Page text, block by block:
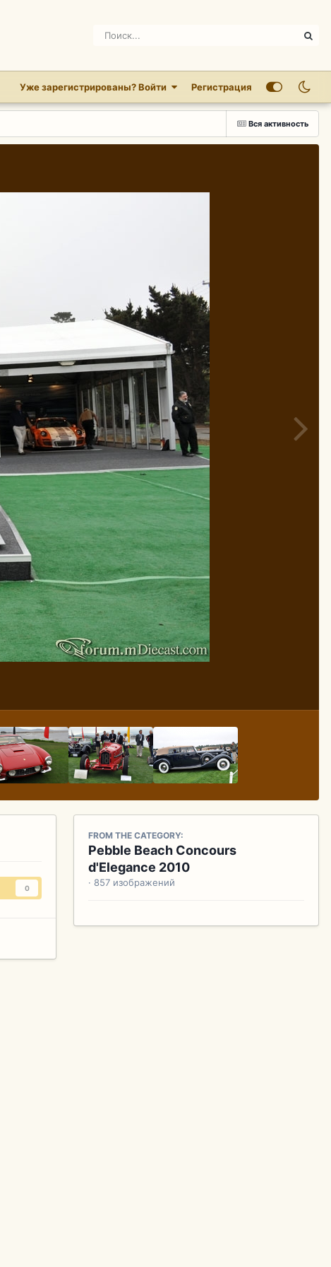
Уже зарегистрированы? Войти Регистрация
Вся активность
0
FROM THE CATEGORY:
Pebble Beach Concours
d'Elegance 2010
· 857 изображений